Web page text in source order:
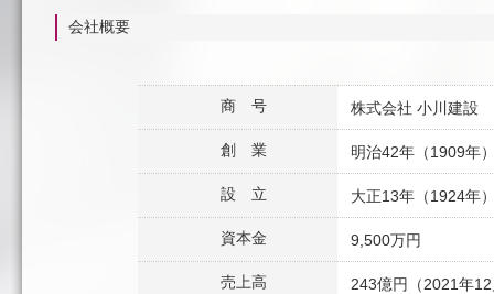
会社概要
商 号 株式会社 小川建設
創 業 明治42年（1909年
設 立 大正13年（1924年
資本金 9,500万円
売上高 243億円（2021年